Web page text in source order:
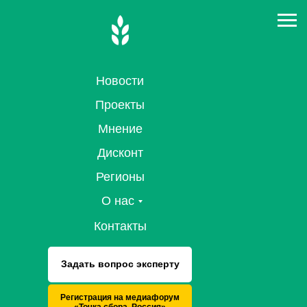
Новости
Проекты
Мнение
Дисконт
Регионы
О нас
Контакты
Задать вопрос эксперту
Регистрация на медиафорум